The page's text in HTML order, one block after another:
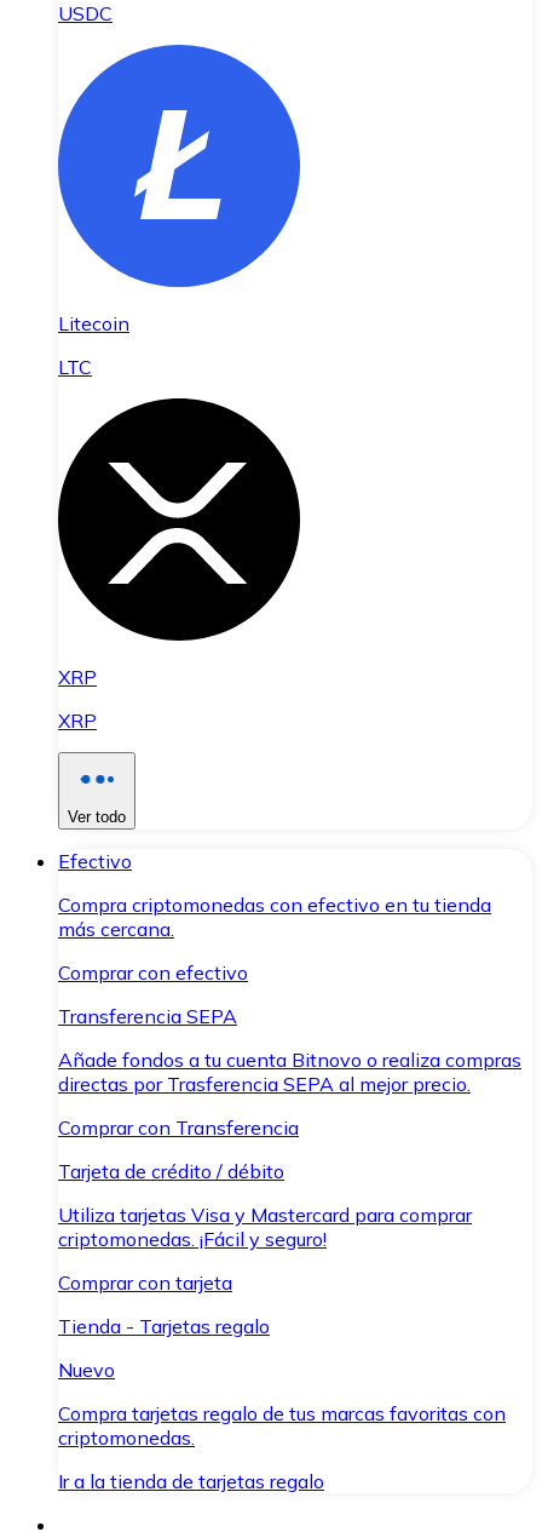
USDC
Litecoin
LTC
XRP
XRP
Ver todo
Efectivo
Compra criptomonedas con efectivo en tu tienda
más cercana.
Comprar con efectivo
Transferencia SEPA
Añade fondos a tu cuenta Bitnovo o realiza compras
directas por Trasferencia SEPA al mejor precio.
Comprar con Transferencia
Tarjeta de crédito / débito
Utiliza tarjetas Visa y Mastercard para comprar
criptomonedas. ¡Fácil y seguro!
Comprar con tarjeta
Tienda - Tarjetas regalo
Nuevo
Compra tarjetas regalo de tus marcas favoritas con
criptomonedas.
Ir a la tienda de tarjetas regalo